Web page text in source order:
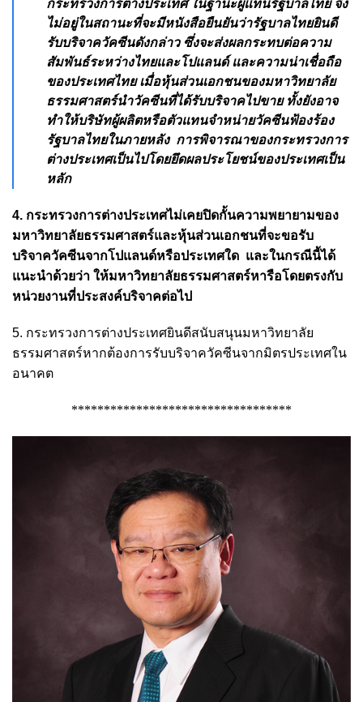
กระทรวงการต่างประเทศ ในฐานะผู้แทนรัฐบาลไทย จึง
ไม่อยู่ในสถานะที่จะมีหนังสือยืนยันว่ารัฐบาลไทยยินดี
รับบริจาควัคซีนดังกล่าว ซึ่งจะส่งผลกระทบต่อความ
สัมพันธ์ระหว่างไทยและโปแลนด์ และความน่าเชื่อถือ
ของประเทศไทย เมื่อหุ้นส่วนเอกชนของมหาวิทยาลัย
ธรรมศาสตร์นำวัคซีนที่ได้รับบริจาคไปขาย ทั้งยังอาจ
ทำให้บริษัทผู้ผลิตหรือตัวแทนจำหน่ายวัคซีนฟ้องร้อง
รัฐบาลไทยในภายหลัง การพิจารณาของกระทรวงการ
ต่างประเทศเป็นไปโดยยึดผลประโยชน์ของประเทศเป็น
หลัก
4. กระทรวงการต่างประเทศไม่เคยปิดกั้นความพยายามของ
มหาวิทยาลัยธรรมศาสตร์และหุ้นส่วนเอกชนที่จะขอรับ
บริจาควัคซีนจากโปแลนด์หรือประเทศใด และในกรณีนี้ได้
แนะนำด้วยว่า ให้มหาวิทยาลัยธรรมศาสตร์หารือโดยตรงกับ
หน่วยงานที่ประสงค์บริจาคต่อไป
5. กระทรวงการต่างประเทศยินดีสนับสนุนมหาวิทยาลัย
ธรรมศาสตร์หากต้องการรับบริจาควัคซีนจากมิตรประเทศใน
อนาคต
**********************************